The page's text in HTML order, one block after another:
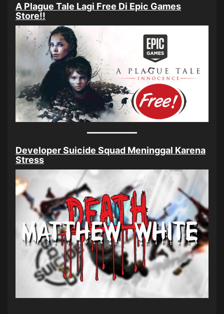
A Plague Tale Lagi Free Di Epic Games
Store!!
Developer Suicide Squad Meninggal Karena
Stress